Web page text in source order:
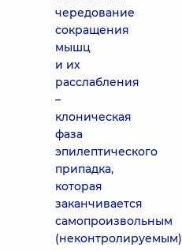
чередование
сокращения
мышц
и их
расслабления
–
клоническая
фаза
эпилептического
припадка,
которая
заканчивается
самопроизвольным
(неконтролируемым)